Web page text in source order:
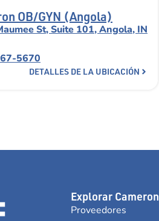
OB/GYN (Angola)
St, Suite 101, Angola, IN
5670
DETALLES DE LA UBICACIÓN
Explorar Cameron
Proveedores